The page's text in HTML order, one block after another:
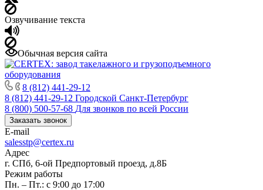
Озвучивание текста
Обычная версия сайта
8 (812) 441-29-12
8 (812) 441-29-12 Городской Санкт-Петербург
8 (800) 500-57-68 Для звонков по всей России
Заказать звонок
E-mail
salesstp@certex.ru
Адрес
г. СПб, 6-ой Предпортовый проезд, д.8Б
Режим работы
Пн. – Пт.: с 9:00 до 17:00